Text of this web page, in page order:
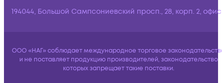
194044, Большой Сампсониевский просп., 28, корп. 2,
ООО «НАГ» соблюдает международное торговое
и не поставляет продукцию производителей, законодательство
которых запрещает такие поставки.